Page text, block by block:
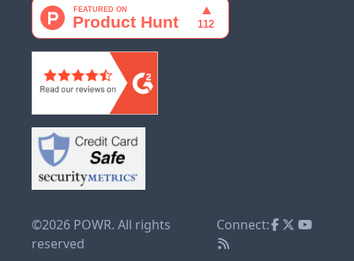
©2026 POWR. All rights
reserved
Connect: